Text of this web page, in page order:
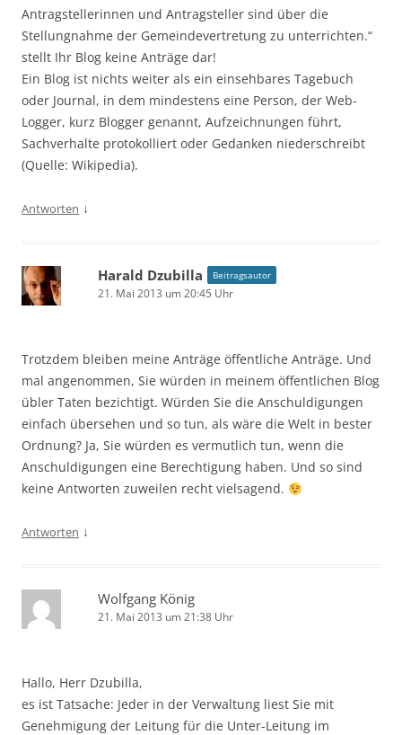
Antragstellerinnen und Antragsteller sind über die
Stellungnahme der Gemeindevertretung zu unterrichten.“
stellt Ihr Blog keine Anträge dar!
Ein Blog ist nichts weiter als ein einsehbares Tagebuch
oder Journal, in dem mindestens eine Person, der Web-
Logger, kurz Blogger genannt, Aufzeichnungen führt,
Sachverhalte protokolliert oder Gedanken niederschreibt
(Quelle: Wikipedia).
Antworten ↓
Harald Dzubilla Beitragsautor
21. Mai 2013 um 20:45 Uhr
Trotzdem bleiben meine Anträge öffentliche Anträge. Und
mal angenommen, Sie würden in meinem öffentlichen Blog
übler Taten bezichtigt. Würden Sie die Anschuldigungen
einfach übersehen und so tun, als wäre die Welt in bester
Ordnung? Ja, Sie würden es vermutlich tun, wenn die
Anschuldigungen eine Berechtigung haben. Und so sind
keine Antworten zuweilen recht vielsagend.
Antworten ↓
Wolfgang König
21. Mai 2013 um 21:38 Uhr
Hallo, Herr Dzubilla,
es ist Tatsache: Jeder in der Verwaltung liest Sie mit
Genehmigung der Leitung für die Unter-Leitung im